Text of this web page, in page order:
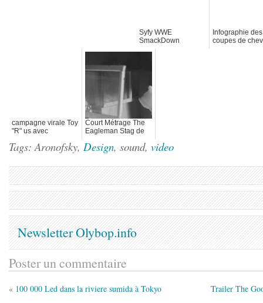
Syfy WWE
SmackDown
Director's Cut
Infographie des
coupes de
campagne virale Toy
"R" us avec
Court Métrage The
Eagleman Stag de
Tags: Aronofsky, Design, sound, video
Newsletter Olybop.info
Poster un commentaire
« 100 000 Led dans la riviere sumida à Tokyo Trailer The